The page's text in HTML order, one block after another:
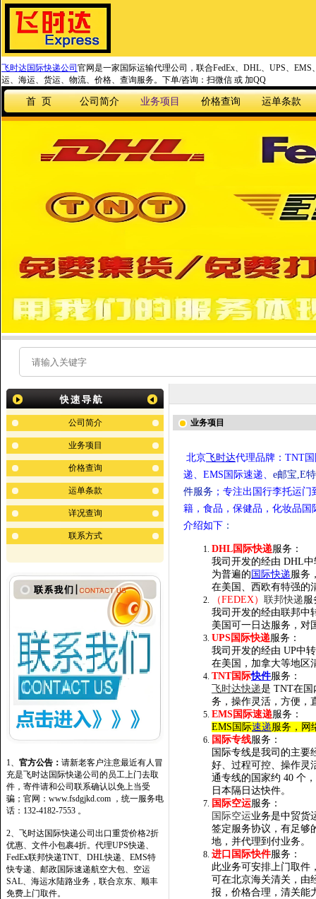
飞时达国际快递公司 官网是一家国际运输代理公司，联合FedEx、DHL、UPS、
运、海运、货运、物流、价格、查询服务。下单/咨询：扫微信 或 加QQ
首 页 公司简介 业务项目 价格查询 运单条款
公司简介
业务项目
价格查询
运单条款
详况查询
联系方式
1、 官方公告： 请新老客户注意最近有人冒
充是飞时达国际快递公司的员工上门去取
件，寄件请和公司联系确认以免上当受
骗；官网：www.fsdgjkd.com ，统一服务电
话：132-4182-7553 。
2、飞时达国际快递公司出口重货价格2折
优惠、文件小包裹4折。代理UPS快递、
FedEx联邦快递TNT、DHL快递、EMS特
快专递、邮政国际速递航空大包、空运
SAL、海运水陆路业务，联合京东、顺丰
免费上门取件。
业务项目
北京 飞时达代理品牌： TNT
递、EMS国际速递、 e邮宝,E
件服务 ； 专注出国行李托运门
籍，食品，保健品，化妆品
介绍如下 ：
DHL国际快递服务：
我司开发的经由 DHL
为普遍的 国际快递服务
在美国、西欧有特强的
（FEDEX） 联邦快递服
我司开发的经由联邦中
美国可一日达服务，对
UPS国际快递服务：
我司开发的经由 UP中
在美国，加拿大等地区
TNT国际快件服务：
飞时达快递是 TNT在国
务，操作灵活，方便，
EMS国际速递服务：
EMS国际速递服务，网
国际专线服务：
国际专线是我司的主要
好、过程可控、操作灵
通专线的国家约 40 个
日本隔日达快件。
国际空运服务：
国际空运业务是中贸货
签定服务协议，有足够
地，并代理到付业务。
进口 国际快件服务：
此业务可安排上门取件
可在北京海关清关，由
报，价格合理，清关能